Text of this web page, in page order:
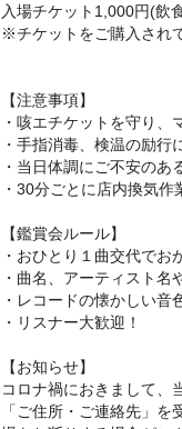
入場チケット1,000円(飲
※チケットをご購入され
【注意事項】
・咳エチケットを守り、
・手指消毒、検温の励行
・当日体調にご不安のあ
・30分ごとに店内換気作
【鑑賞会ルール】
・おひとり１曲交代でお
・曲名、アーティスト名
・レコードの懐かしい音
・リスナー大歓迎！
【お知らせ】
コロナ禍におきまして、
「ご住所・ご連絡先」